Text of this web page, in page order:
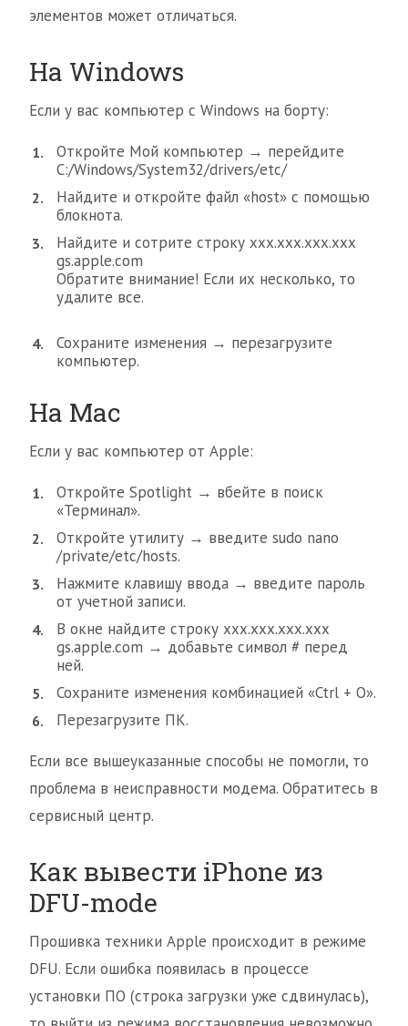
элементов может отличаться.
На Windows
Если у вас компьютер с Windows на борту:
Откройте Мой компьютер → перейдите
C:/Windows/System32/drivers/etc/
Найдите и откройте файл «host» с помощью
блокнота.
Найдите и сотрите строку ххх.ххх.ххх.ххх
gs.apple.com
Обратите внимание! Если их несколько, то
удалите все.
Сохраните изменения → перезагрузите
компьютер.
На Mac
Если у вас компьютер от Apple:
Откройте Spotlight → вбейте в поиск
«Терминал».
Откройте утилиту → введите sudo nano
/private/etc/hosts.
Нажмите клавишу ввода → введите пароль
от учетной записи.
В окне найдите строку ххх.ххх.ххх.ххх
gs.apple.com → добавьте символ # перед
ней.
Сохраните изменения комбинацией «Ctrl + O».
Перезагрузите ПК.
Если все вышеуказанные способы не помогли, то
проблема в неисправности модема. Обратитесь в
сервисный центр.
Как вывести iPhone из
DFU-mode
Прошивка техники Apple происходит в режиме
DFU. Если ошибка появилась в процессе
установки ПО (строка загрузки уже сдвинулась),